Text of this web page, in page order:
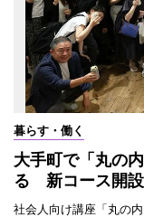
暮らす・働く
大手町で「丸の
る 新コース開
社会人向け講座「丸の